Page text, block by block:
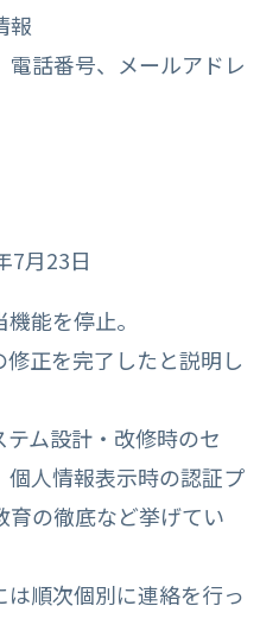
報
話番号、メールアドレ
7月23日
能を停止。
正を完了したと説明し
ム設計・改修時のセ
個人情報表示時の認証プ
育の徹底など挙げてい
順次個別に連絡を行っ